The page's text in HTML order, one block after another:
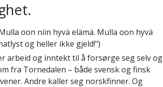
oon niin hyvä elämä. Mulla oon hyvä
og heller ikke gjeld!")
arbeid og inntekt til å forsørge seg selv og
fra Tornedalen – både svensk og finsk
Andre kaller seg norskfinner. Og